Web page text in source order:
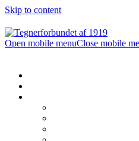
Skip to content
Open mobile menuClose mobile